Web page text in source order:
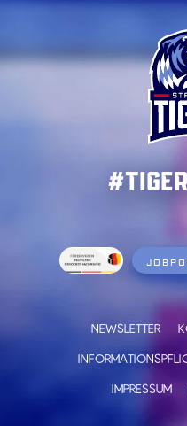
NEWSLETTER
IMPRESSUM